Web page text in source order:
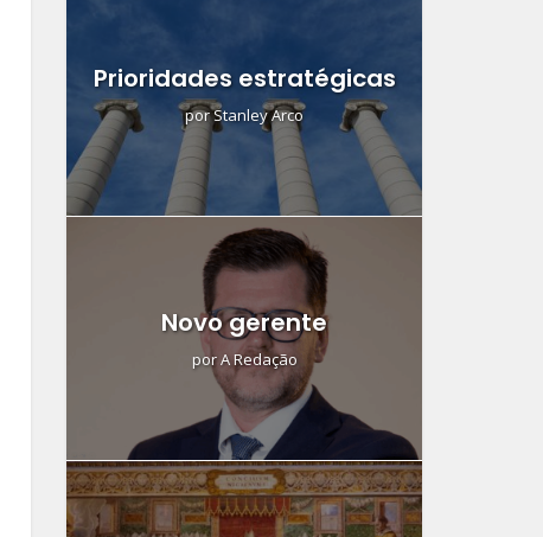
Prioridades estratégicas
porStanley Arco
Novo gerente
porA Redação